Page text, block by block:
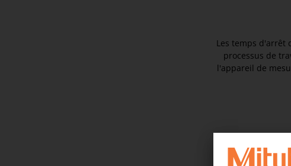
Les temps d'arrêt
processus de
l'appareil de